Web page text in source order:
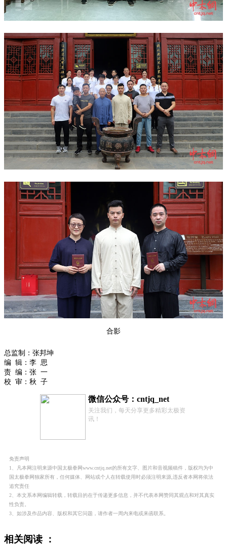
合影
总监制：张邦坤
编 辑：李 思
责 编：张 一
校 审：秋 子
微信公众号：cntjq_net
关注我们，每天分享更多精彩太极资
讯！
免责声明
1、凡本网注明来源中国太极拳网www.cntjq.net的所有文字、图片和音视频稿件，版权均为中
国太极拳网独家所有，任何媒体、网站或个人在转载使用时必须注明来源,违反者本网将依法
追究责任
2、本文系本网编辑转载，转载目的在于传递更多信息，并不代表本网赞同其观点和对其真实
性负责。
3、如涉及作品内容、版权和其它问题，请作者一周内来电或来函联系。
相关阅读 ：